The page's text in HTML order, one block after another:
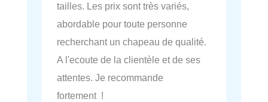
tailles. Les prix sont très variés,
abordable pour toute personne
recherchant un chapeau de qualité.
A l'ecoute de la clientèle et de ses
attentes. Je recommande
fortement !